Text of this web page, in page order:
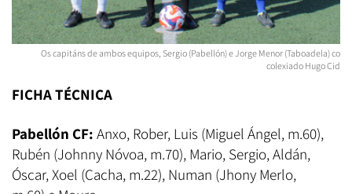
Os capitáns de ambos equipos, Sergio (Pabellón) e Jorge Menor (Taboadela) co
colexiado Hugo Cid
FICHA TÉCNICA
Pabellón CF: Anxo, Rober, Luis (Miguel Ángel, m.60),
Rubén (Johnny Nóvoa, m.70), Mario, Sergio, Aldán,
Óscar, Xoel (Cacha, m.22), Numan (Jhony Merlo,